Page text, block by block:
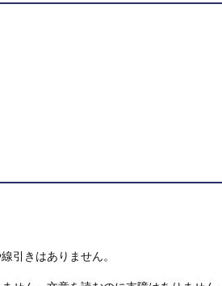
引きはありません。